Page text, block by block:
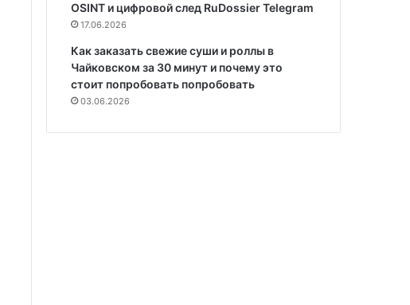
OSINT и цифровой след RuDossier Telegram
17.06.2026
Как заказать свежие суши и роллы в
Чайковском за 30 минут и почему это
стоит попробовать попробовать
03.06.2026